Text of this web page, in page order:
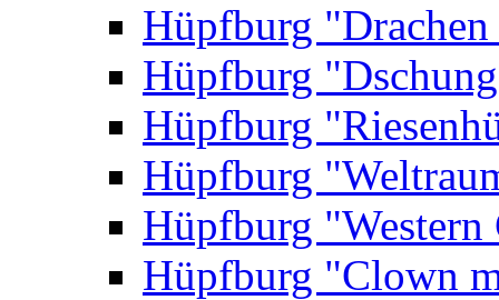
Hüpfburg
Hüpfburg
Hüpfburg
Hüpfburg
Hüpfburg
Hüpfburg "Clown